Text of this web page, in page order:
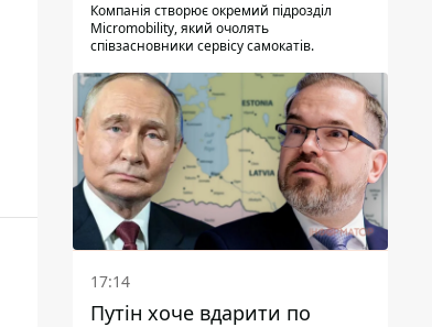
Компанія створює окремий підрозділ
Micromobility, який очолять
співзасновники сервісу самокатів.
17:14
Путін хоче вдарити по